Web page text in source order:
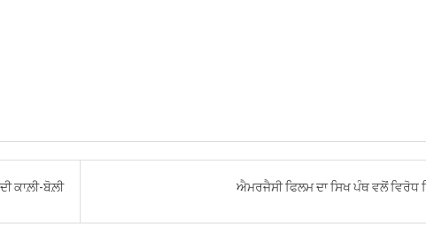
ਕਾਲ਼ੀ-ਬੋਲ਼ੀ
ਐਮਰਜੈਸੀ ਫਿਲਮ ਦਾ ਸਿਖ ਪੰਥ ਵਲੋਂ ਵਿਰੋਧ